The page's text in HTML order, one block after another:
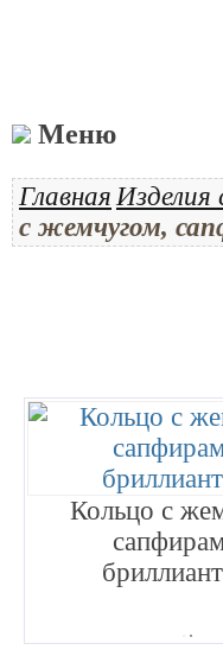
Меню
Главная Изделия
с жемчугом,
Кольцо с